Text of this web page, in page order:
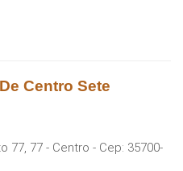
Centro Sete
77, 77 - Centro - Cep: 35700-